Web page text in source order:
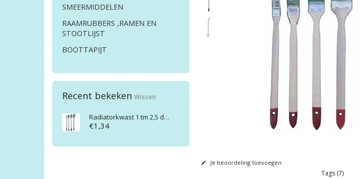
SMEERMIDDELEN
RAAMRUBBERS ,RAMEN EN
STOOTLIJST
BOOTTAPIJT
Recent bekeken Wissen
Radiatorkwast 1 tm 2,5 duims
€1,34
Je beoordeling toevoegen
Tags (7)